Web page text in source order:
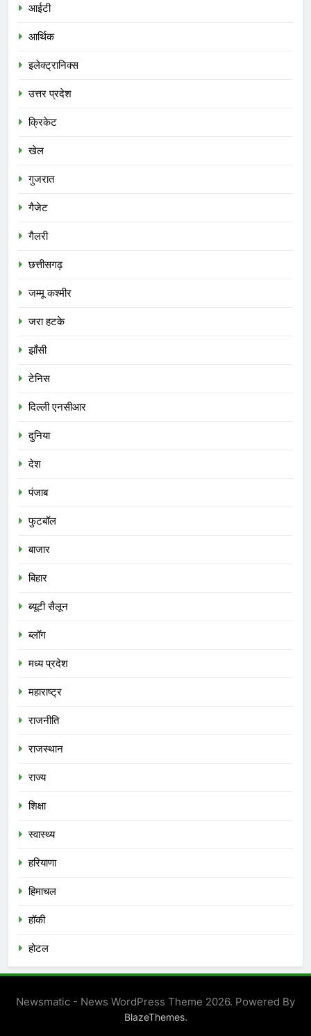
आईटी
आर्थिक
इलेक्ट्रानिक्स
उत्तर प्रदेश
क्रिकेट
खेल
गुजरात
गैजेट
गैलरी
छत्तीसगढ़
जम्मू कश्मीर
जरा हटके
झाँसी
टेनिस
दिल्ली एनसीआर
दुनिया
देश
पंजाब
फुटबॉल
बाजार
बिहार
ब्यूटी सैलून
ब्लॉग
मध्य प्रदेश
महाराष्ट्र
राजनीति
राजस्थान
राज्य
शिक्षा
स्वास्थ्य
हरियाणा
हिमाचल
हॉकी
होटल
Newsmatic - News WordPress Theme 2026. Powered By
BlazeThemes.